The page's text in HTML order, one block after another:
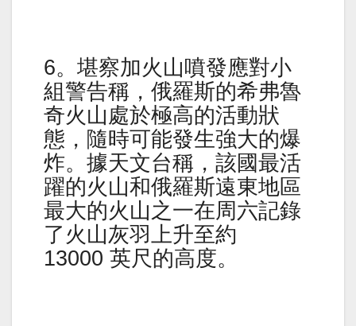
6。堪察加火山噴發應對小
組警告稱，俄羅斯的希弗魯
奇火山處於極高的活動狀
態，隨時可能發生強大的爆
炸。據天文台稱，該國最活
躍的火山和俄羅斯遠東地區
最大的火山之一在周六記錄
了火山灰羽上升至約
13000 英尺的高度。